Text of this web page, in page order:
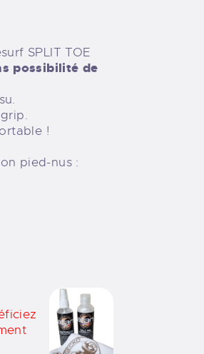
SPLIT TOE
possibilité de
!
pied-nus :